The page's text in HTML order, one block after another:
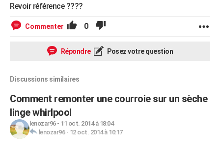
Revoir référence ????
Commenter 0
Répondre Posez votre question
Discussions similaires
Comment remonter une courroie sur un sèche
linge whirlpool
lenozar96- 11 oct. 2014 à 18:04
lenozar96- 12 oct. 2014 à 10:17